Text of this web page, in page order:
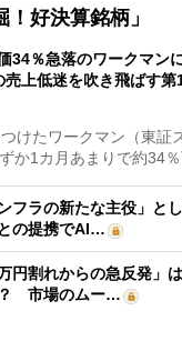
好決算銘柄」
価34％急落のワークマン
売上低迷を吹き飛ばす
けたワークマン（東証
か1カ月あまりで約34
フラの新たな主役」と
の提携でAI…
円割れからの急反発」
？ 市場のムー…